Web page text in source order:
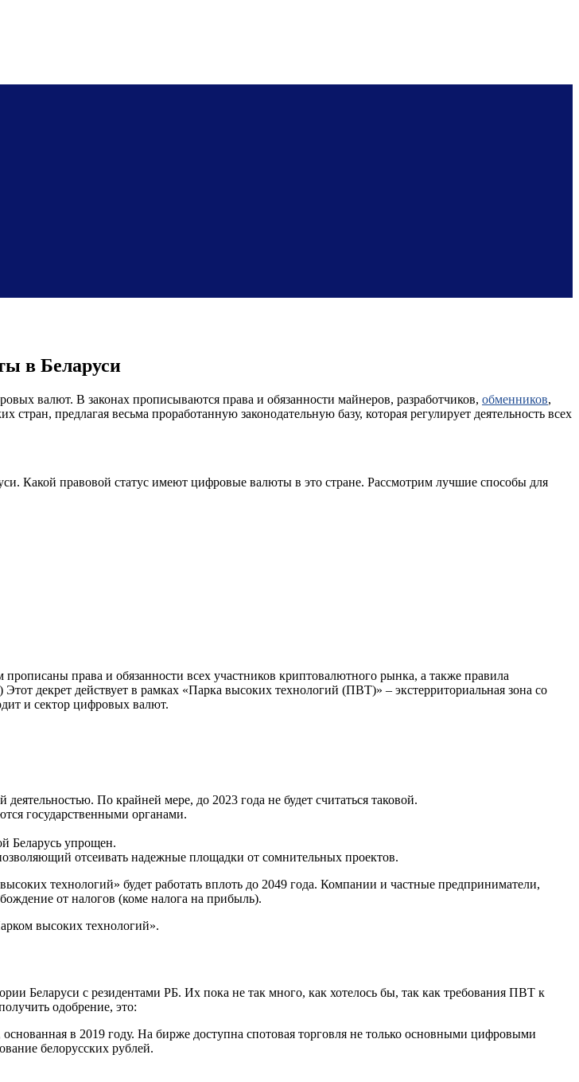
в Беларуси
валют. В законах прописываются права и обязанности майнеров, разработчиков, обменников,
стран, предлагая весьма проработанную законодательную базу, которая регулирует деятельность всех
Какой правовой статус имеют цифровые валюты в это стране. Рассмотрим лучшие способы для
прописаны права и обязанности всех участников криптовалютного рынка, а также правила
декрет действует в рамках «Парка высоких технологий (ПВТ)» – экстерриториальная зона со
и сектор цифровых валют.
По крайней мере, до 2023 года не будет считаться таковой.
государственными органами.
Беларусь упрощен.
отсеивать надежные площадки от сомнительных проектов.
технологий» будет работать вплоть до 2049 года. Компании и частные предприниматели,
от налогов (коме налога на прибыль).
высоких технологий».
Беларуси с резидентами РБ. Их пока не так много, как хотелось бы, так как требования ПВТ к
одобрение, это:
основанная в 2019 году. На бирже доступна спотовая торговля не только основными цифровыми
белорусских рублей.